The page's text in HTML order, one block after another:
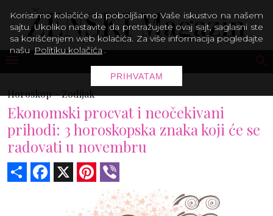
Horoskop -Zodijak
Ekonomski procvat i neočekivani
prihodi: 3 horoskopska znaka koji će se
radovati u novembru
Share Facebook Pinterest
Koristimo kolačiće da poboljšamo Vaše iskustvo na našem
sajtu. Ukoliko nastavite da pretražujete ovaj sajt, saglasni ste
sa korišćenjem web kolačića. Za više informacija pogledajte
našu Politiku kolačića .
PRIHVATAM